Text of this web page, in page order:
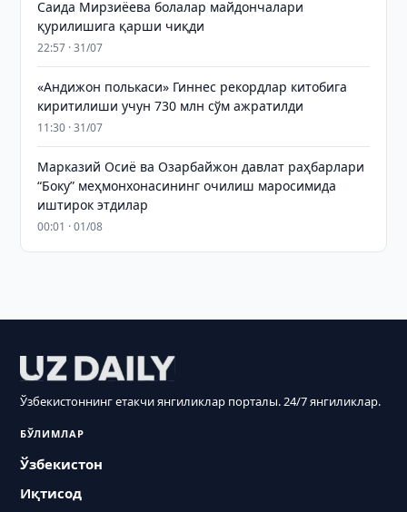
Саида Мирзиёева болалар майдончалари
қурилишига қарши чиқди
22:57 · 31/07
«Андижон полькаси» Гиннес рекордлар китобига
киритилиши учун 730 млн сўм ажратилди
11:30 · 31/07
Марказий Осиё ва Озарбайжон давлат раҳбарлари
“Боку” меҳмонхонасининг очилиш маросимида
иштирок этдилар
00:01 · 01/08
Ўзбекистоннинг етакчи янгиликлар порталы. 24/7 янгиликлар.
БЎЛИМЛАР
Ўзбекистон
Иқтисод